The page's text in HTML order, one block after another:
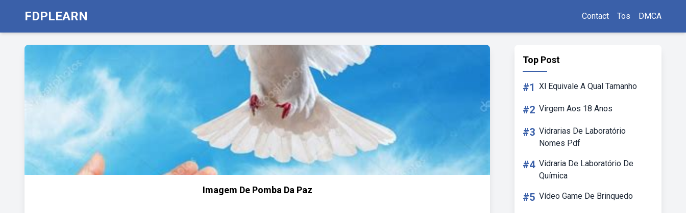
FDPLEARN Contact Tos DMCA
Imagem De Pomba Da Paz
Top Post
#1 Xl Equivale A Qual Tamanho
#2 Virgem Aos 18 Anos
#3 Vidrarias De Laboratório
Nomes Pdf
#4 Vidraria De Laboratório De
Química
#5 Vídeo Game De Brinquedo